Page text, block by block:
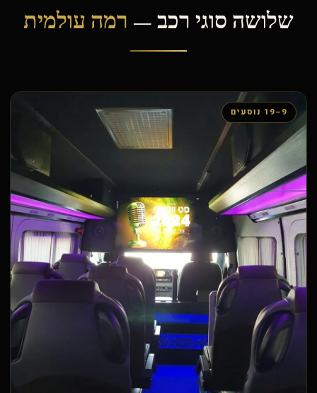
שלושה סוגי רכב — רמה עולמית
9–19 נוסעים